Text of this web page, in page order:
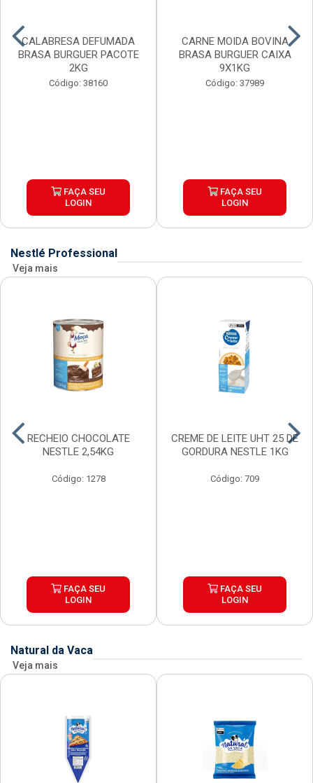
CALABRESA DEFUMADA
BRASA BURGUER PACOTE
2KG
Código: 38160
FAÇA SEU
LOGIN
CARNE MOIDA BOVINA
BRASA BURGUER CAIXA
9X1KG
Código: 37989
FAÇA SEU
LOGIN
Nestlé Professional
Veja mais
RECHEIO CHOCOLATE
NESTLE 2,54KG
Código: 1278
FAÇA SEU
LOGIN
CREME DE LEITE UHT 25 DE
GORDURA NESTLE 1KG
Código: 709
FAÇA SEU
LOGIN
Natural da Vaca
Veja mais